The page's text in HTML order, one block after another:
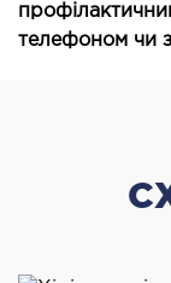
телефоном чи